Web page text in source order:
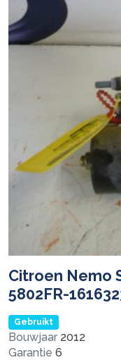
Citroen Nemo
5802FR-
Gebruikt
Bouwjaar 2012
Garantie 6